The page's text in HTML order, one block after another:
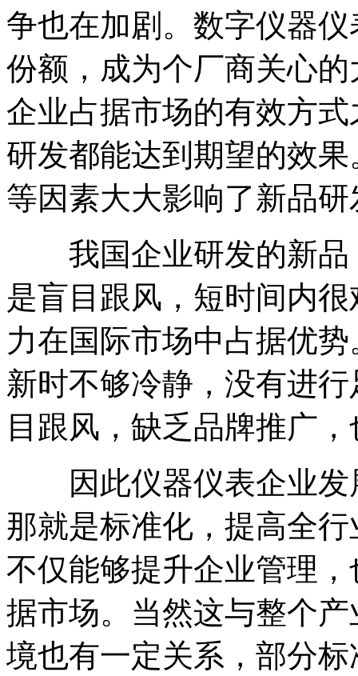
争也在加剧。数字仪器
份额，成为个厂商关心
企业占据市场的有效方
研发都能达到期望的效
等因素大大影响了新品
我国企业研发的新品
是盲目跟风，短时间内
力在国际市场中占据优
新时不够冷静，没有进
目跟风，缺乏品牌推广
因此仪器仪表企业发
那就是标准化，提高全
不仅能够提升企业管理
据市场。当然这与整个
境也有一定关系，部分